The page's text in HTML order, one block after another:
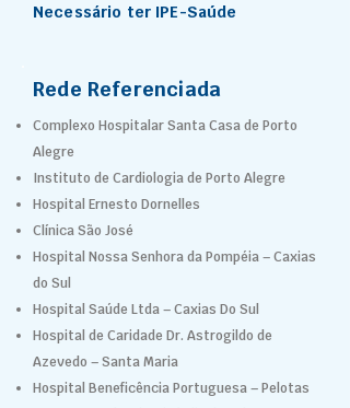
Necessário ter IPE-Saúde
Rede Referenciada
Complexo Hospitalar Santa Casa de Porto
Alegre
Instituto de Cardiologia de Porto Alegre
Hospital Ernesto Dornelles
Clínica São José
Hospital Nossa Senhora da Pompéia – Caxias
do Sul
Hospital Saúde Ltda – Caxias Do Sul
Hospital de Caridade Dr. Astrogildo de
Azevedo – Santa Maria
Hospital Beneficência Portuguesa – Pelotas